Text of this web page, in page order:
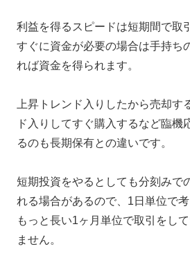
利益を得るスピードは短期間で取
すぐに資金が必要の場合は手持ち
れば資金を得られます。
上昇トレンド入りしたから売却す
ド入りしてすぐ購入するなど臨機
るのも長期保有との違いです。
短期投資をやるとしても分刻みで
れる場合があるので、1日単位で
もっと長い1ヶ月単位で取引をし
ません。